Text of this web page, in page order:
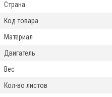
Страна
Код товара
Материал
Двигатель
Вес
Кол-во листов